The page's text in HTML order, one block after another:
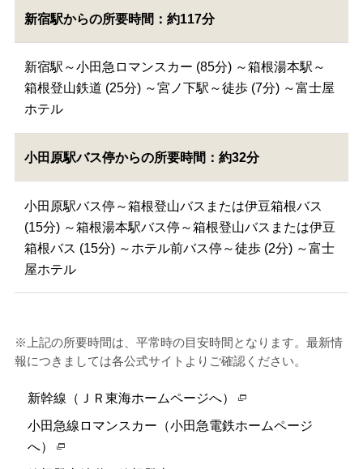
新宿駅からの所要時間：約117分
新宿駅～小田急ロマンスカー (85分) ～箱根湯本駅～
箱根登山鉄道 (25分) ～宮ノ下駅～徒歩 (7分) ～富士屋
ホテル
小田原駅バス停からの所要時間：約32分
小田原駅バス停～箱根登山バスまたは伊豆箱根バス
(15分) ～箱根湯本駅バス停～箱根登山バスまたは伊豆
箱根バス (15分) ～ホテル前バス停～徒歩 (2分) ～富士
屋ホテル
※上記の所要時間は、平常時の目安時間となります。最新情
報につきましては各公式サイトよりご確認ください。
新幹線（ＪＲ東海ホームページへ）
小田急線ロマンスカー（小田急電鉄ホームページ
へ）